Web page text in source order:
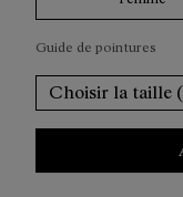
Guide de pointures
Choisir la taille